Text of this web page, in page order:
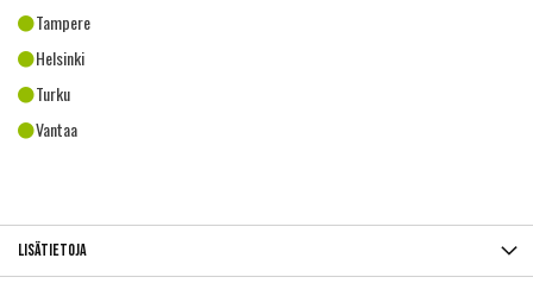
Tampere
Helsinki
Turku
Vantaa
Lisätietoja